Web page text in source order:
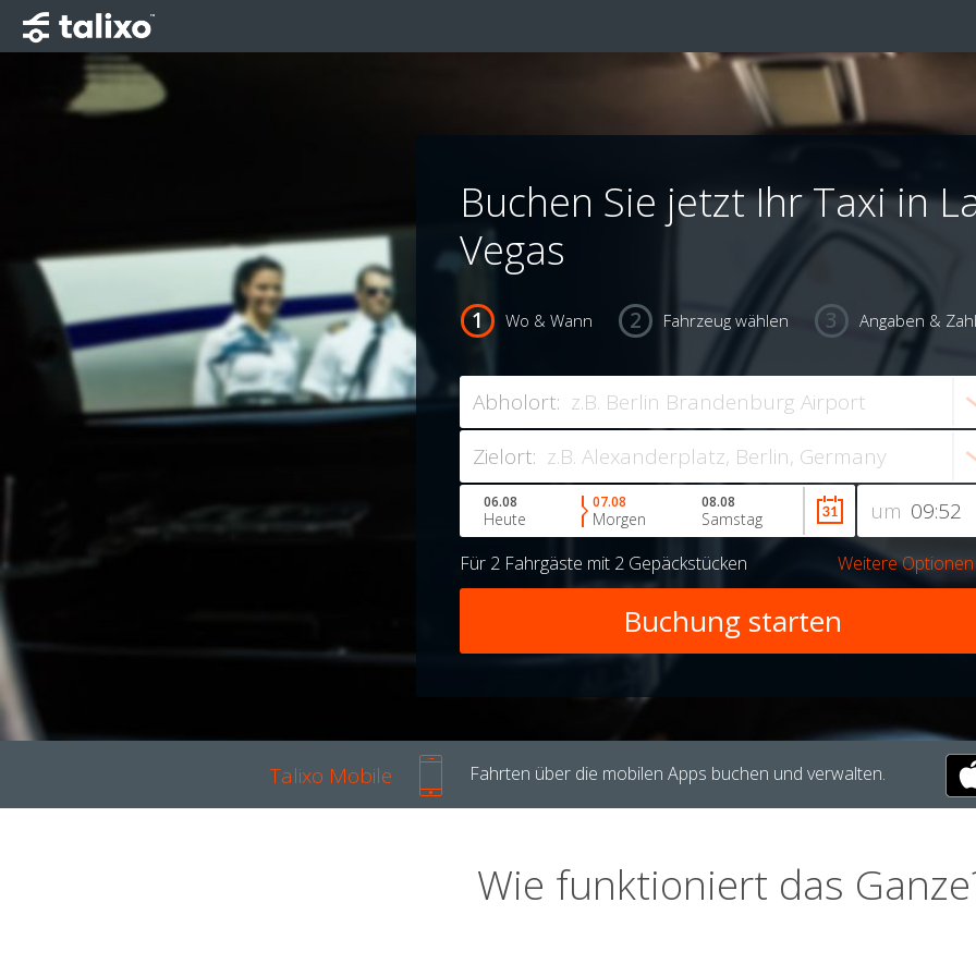
Buchen Sie jetzt Ihr Taxi in
Vegas
Wo & Wann Fahrzeug wählen Angaben &
Abholort:
Zielort:
um
06.08
Heute
07.08
Morgen
08.08
Samstag
Für 2 Fahrgäste mit 2 Gepäckstücken Weitere Optionen
Talixo Mobile Fahrten über die mobilen Apps buchen und verwalten.
Wie funktioniert das